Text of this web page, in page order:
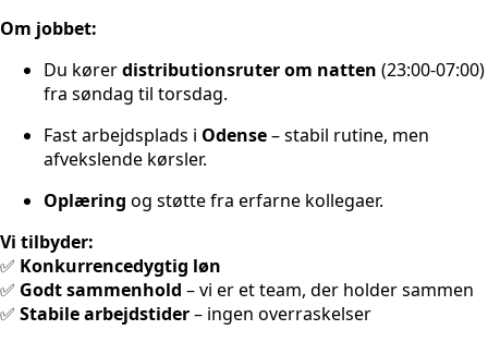
Om jobbet:
Du kørerdistributionsruter om natten (23:00-07:00)
fra søndag til torsdag.
Fast arbejdsplads i Odense– stabil rutine, men
afvekslende kørsler.
Oplæring og støtte fra erfarne kollegaer.
Vi tilbyder:
✅ Konkurrencedygtig løn
✅ Godt sammenhold – vi er et team, der holder sammen
✅ Stabile arbejdstider– ingen overraskelser